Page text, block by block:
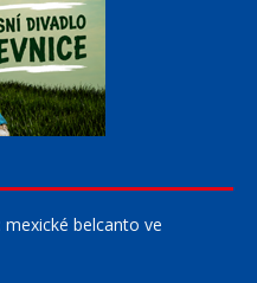
mexické belcanto ve